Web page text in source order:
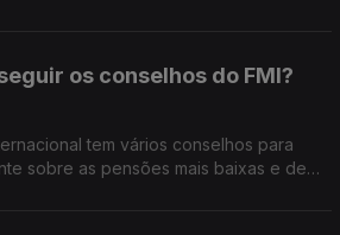
os conselhos do FMI?
tem vários conselhos para
sobre as pensões mais baixas e de